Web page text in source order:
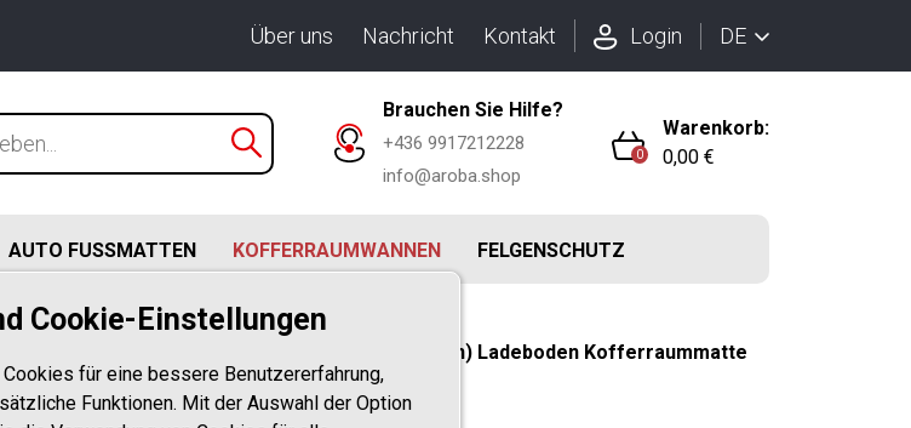
Über uns Nachricht Kontakt Login DE
Brauchen Sie Hilfe?
+436 9917212228
info@aroba.shop
0
Warenkorb:
0,00 €
AUTO FUSSMATTEN KOFFERRAUMWANNEN FELGENSCHUTZ
ab BJ. 03.2014-07.2020 für oberen (hohen) Ladeboden Kofferraummatte
Cookie-Einstellungen
für eine bessere Benutzererfahrung,
Funktionen. Mit der Auswahl der Option